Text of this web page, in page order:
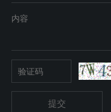
内容
提交